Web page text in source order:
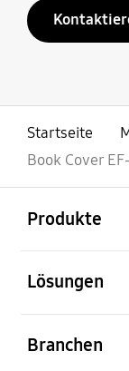
Startseite
Book Cover
Produkte
Lösungen
Branchen